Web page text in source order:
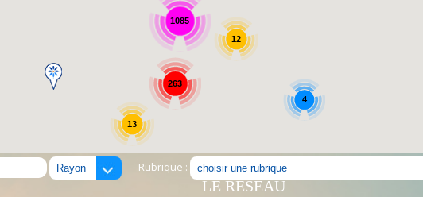
1085
13
263
4
12
Rubrique :
LE RÉSEAU